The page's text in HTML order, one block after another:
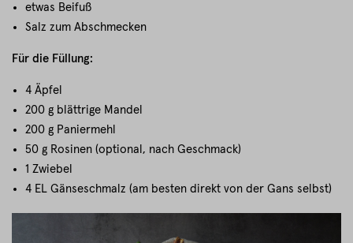
etwas Beifuß
Salz zum Abschmecken
Für die Füllung:
4 Äpfel
200 g blättrige Mandel
200 g Paniermehl
50 g Rosinen (optional, nach Geschmack)
1 Zwiebel
4 EL Gänseschmalz (am besten direkt von der Gans selbst)